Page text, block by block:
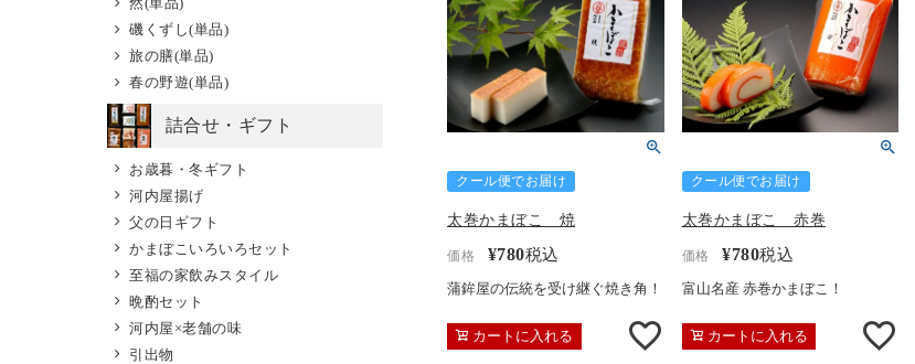
磯くずし(単品)
旅の膳(単品)
春の野遊(単品)
詰合せ・ギフト
お歳暮・冬ギフト
河内屋揚げ
父の日ギフト
かまぼこいろいろセット
至福の家飲みスタイル
晩酌セット
河内屋×老舗の味
引出物
クール便でお届け
太巻かまぼこ 焼
価格 ¥780税込
蒲鉾屋の伝統を受け継ぐ焼き角！
カートに入れる
クール便でお届け
太巻かまぼこ 赤巻
価格 ¥780税込
富山名産 赤巻かまぼこ！
カートに入れる